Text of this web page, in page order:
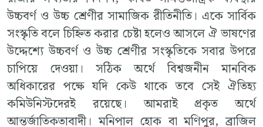
উচ্চবর্ণ ও উচ্চ শ্রেণীর সামাজিক রীতিনীতি। একে সার্বিক
সংস্কৃতি বলে চিহ্নিত করার চেষ্টা হলেও আসলে ঐ ভাষণের
উদ্দেশ্যে উচ্চবর্ণ ও উচ্চ শ্রেণীর সংস্কৃতিকে সবার উপরে
চাপিয়ে দেওয়া। সঠিক অর্থে বিশ্বজনীন মানবিক
অধিকারের পক্ষে যদি কেউ থাকে তবে সেই ঐতিহ্য
কমিউনিস্টদেরই রয়েছে। আমরাই প্রকৃত অর্থে
আন্তর্জাতিকতাবাদী। মনিপাল হোক বা মণিপুর, ব্রাজিল